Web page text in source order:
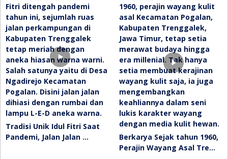
Tradisi Unik Idul Fitri Saat
Pandemi, Jalan Jalan …
Berkarya Sejak tahun 1960,
Perajin Wayang Asal Tre…